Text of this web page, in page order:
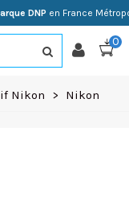
DNP en France
0
Nikon >
Nikon